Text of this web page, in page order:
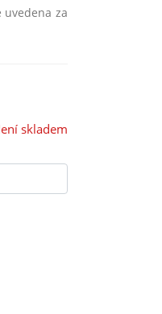
uvedena za
skladem